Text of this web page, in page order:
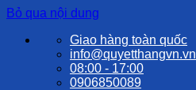
Bỏ qua nội dung
Giao hàng toàn quốc
info@quyetthangvn.vn
08:00 - 17:00
0906850089